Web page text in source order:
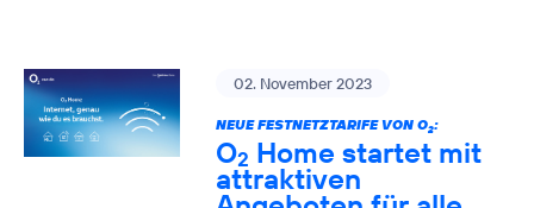
02. November 2023
NEUE FESTNETZTARIFE VON O2:
O2 Home startet mit
attraktiven